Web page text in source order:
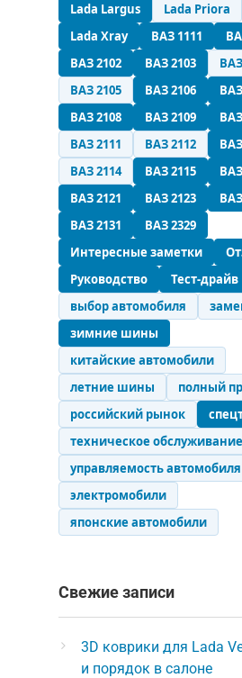
Lada Largus
Lada Priora
Lada Xray
ВАЗ 1111
ВАЗ 2102
ВАЗ 2103
ВАЗ 2105
ВАЗ 2106
ВАЗ 2108
ВАЗ 2109
ВАЗ 2111
ВАЗ 2112
ВАЗ 2114
ВАЗ 2115
ВАЗ 2121
ВАЗ 2123
ВАЗ 2131
ВАЗ 2329
Интересные заметки
Руководство
Тест-драйв
выбор автомобиля
зимние шины
китайские автомобили
летние шины
полный
российский рынок
техническое обслуживание
управляемость автомобиля
электромобили
японские автомобили
Свежие записи
3D коврики для Lada
и порядок в салоне